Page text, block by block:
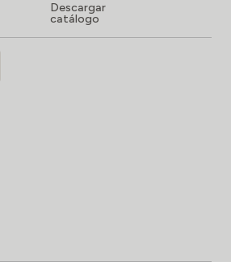
Descargar
catálogo